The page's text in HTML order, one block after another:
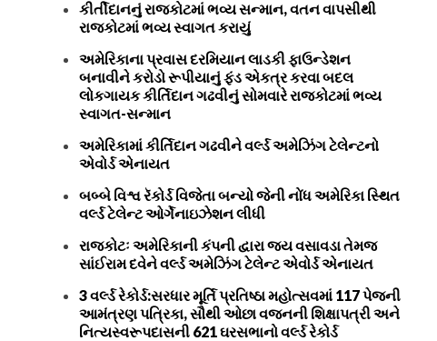
કીર્તીદાનનું રાજકોટમાં ભવ્ય સન્માન, વતન વાપસીથી
રાજકોટમાં ભવ્ય સ્વાગત કરાયું
અમેરિકાના પ્રવાસ દરમિયાન લાડકી ફાઉન્ડેશન
બનાવીને કરોડો રૂપીયાનું ફંડ એકત્ર કરવા બદલ
લોકગાયક કીર્તિદાન ગઢવીનું સોમવારે રાજકોટમાં ભવ્ય
સ્વાગત-સન્માન
અમેરિકામાં કીર્તિદાન ગઢવીને વર્લ્ડ અમેઝિંગ ટેલેન્ટનો
એવોર્ડ એનાયત
બબ્બે વિશ્વ રૅકોર્ડ વિજેતા બન્યો જેની નોંધ અમેરિકા સ્થિત
વર્લ્ડ ટેલેન્ટ ઓર્ગેનાઇઝેશન લીધી
રાજકોટઃ અમેરિકાની કંપની દ્વારા જય વસાવડા તેમજ
સાંઈરામ દવેને વર્લ્ડ અમેઝિંગ ટેલેન્ટ એવોર્ડ એનાયત
3 વર્લ્ડ રેકોર્ડ:સરધાર મૂર્તિ પ્રતિષ્ઠા મહોત્સવમાં 117 પેજની
આમંત્રણ પત્રિકા, સૌથી ઓછા વજનની શિક્ષાપત્રી અને
નિત્યસ્વરૂપદાસની 621 ઘરસભાનો વર્લ્ડ રેકોર્ડ